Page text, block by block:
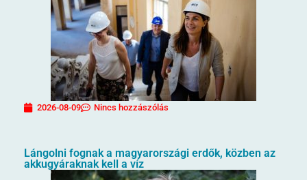
2026-08-09 Nincs hozzászólás
Lángolni fognak a magyarországi erdők, közben az
akkugyáraknak kell a víz